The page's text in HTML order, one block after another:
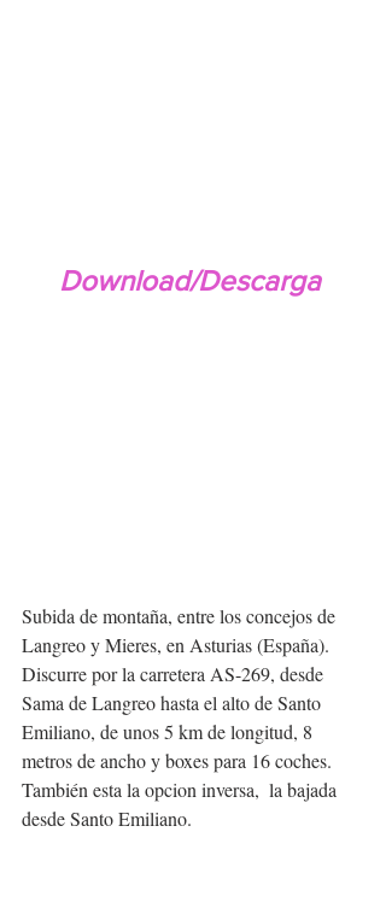
Download/Descarga
Subida de montaña, entre los concejos de
Langreo y Mieres, en Asturias (España).
Discurre por la carretera AS-269, desde
Sama de Langreo hasta el alto de Santo
Emiliano, de unos 5 km de longitud, 8
metros de ancho y boxes para 16 coches.
También esta la opcion inversa,  la bajada
desde Santo Emiliano.